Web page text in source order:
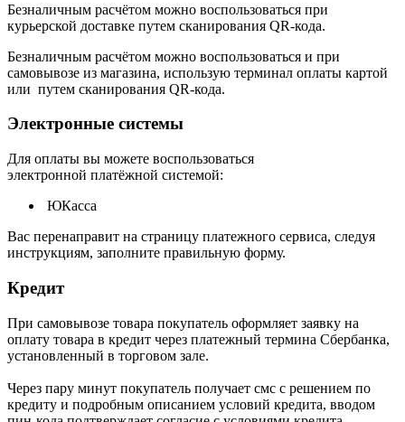
Безналичным расчётом можно воспользоваться при
курьерской доставке путем сканирования QR-кода.
Безналичным расчётом можно воспользоваться и при
самовывозе из магазина, использую терминал оплаты картой
или путем сканирования QR-кода.
Электронные системы
Для оплаты вы можете воспользоваться
электронной платёжной системой:
ЮКасса
Вас перенаправит на страницу платежного сервиса, следуя
инструкциям, заполните правильную форму.
Кредит
При самовывозе товара покупатель оформляет заявку на
оплату товара в кредит через платежный термина Сбербанка,
установленный в торговом зале.
Через пару минут покупатель получает смс с решением по
кредиту и подробным описанием условий кредита, вводом